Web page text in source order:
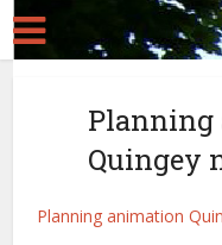
Quingey
Planning animation